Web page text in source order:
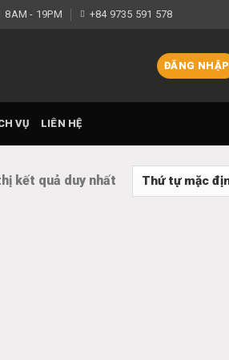
8AM - 19PM +84 9735 591 578
ĐĂNG NHẬP
VỤ LIÊN HỆ
kết quả duy nhất